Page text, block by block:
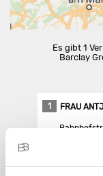
Es gibt 1
Barclay
1 FRAU